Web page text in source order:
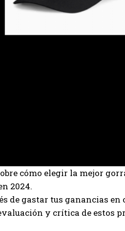
cómo elegir la mejor
2024.
de gastar tus ganancias
y crítica de estos